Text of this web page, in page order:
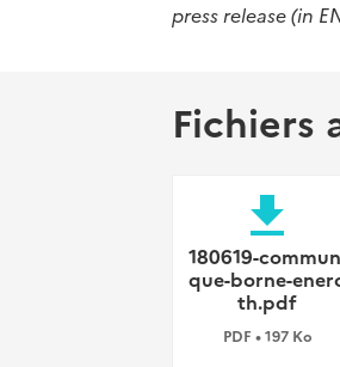
press release (in
Fichiers
file_download
180619-
que-borne-
th.pdf
PDF • 197 Ko